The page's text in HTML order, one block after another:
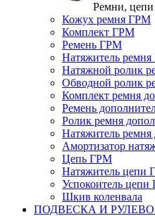
Ремни, цепи
Кожух ремня ГРМ
Комплект ГРМ
Ремень ГРМ
Натяжитель
Натяжной ролик
Обводной ролик
Комплект ремня
Ремень
Ролик ремня
Натяжитель ремня
Амортизатор
Цепь ГРМ
Натяжитель цепи
Успокоитель
Шкив коленвала
ПОДВЕСКА И